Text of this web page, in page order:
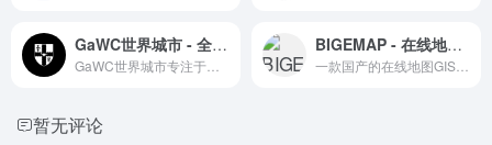
GaWC世界城市 - 全球城市网络研究的权威机构 BIGEMAP - 在线地图卫数据服务
暂无评论